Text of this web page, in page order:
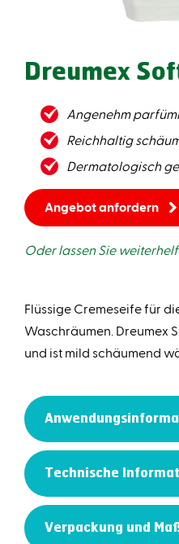
Dreumex
Angenehm
Reichhaltig
Dermatologisch
Angebot anfordern
Oder lassen Sie
Flüssige Cremeseife für
Waschräumen. Dreumex
und ist mild schäumend
Technische
Verpackung und